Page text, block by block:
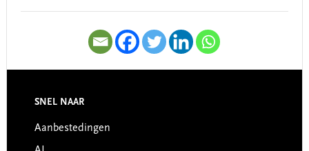
Footer
SNEL NAAR
Aanbestedingen